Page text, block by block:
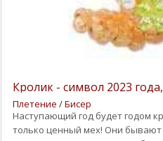
Кролик - символ 2023
Плетение /Бисер
Наступающий год будет годом
только ценный мех! Они